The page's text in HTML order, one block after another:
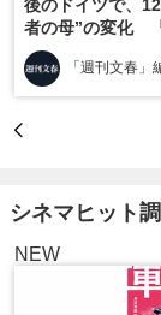
後のドイツで、
者の母”の変化
「週刊文春」
シネマヒット
NEW